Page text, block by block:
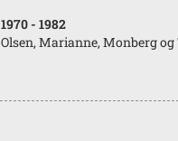
1970 - 1982
Olsen, Marianne, Monberg